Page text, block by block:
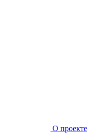
О проекте